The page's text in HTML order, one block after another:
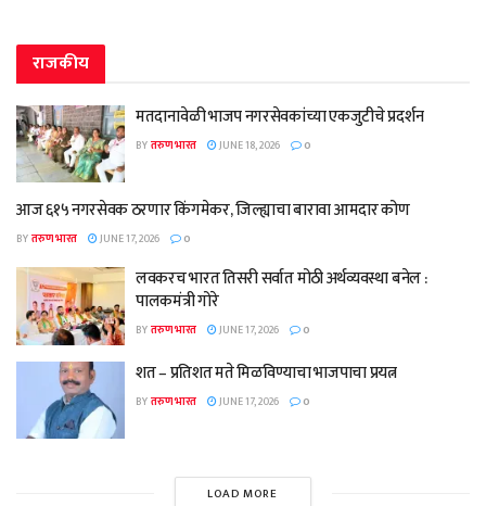
राजकीय
मतदानावेळी भाजप नगरसेवकांच्या एकजुटीचे प्रदर्शन
BYतरुण भारत JUNE 18, 2026 0
आज ६१५ नगरसेवक ठरणार किंगमेकर, जिल्ह्याचा बारावा आमदार कोण
BYतरुण भारत JUNE 17, 2026 0
लवकरच भारत तिसरी सर्वात मोठी अर्थव्यवस्था बनेल :
पालकमंत्री गोरे
BYतरुण भारत JUNE 17, 2026 0
शत – प्रतिशत मते मिळविण्याचा भाजपाचा प्रयत्न
BYतरुण भारत JUNE 17, 2026 0
LOAD MORE